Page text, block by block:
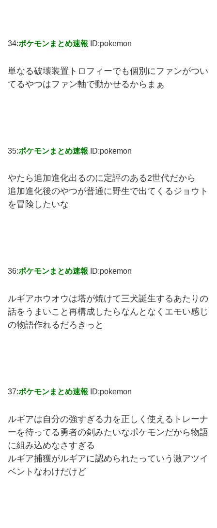
34:ポケモンまとめ速報 ID:pokemon
単なる破壊装置トロフィーでも個別にファンがつい
てるやつはファン軸で動かせるからまぁ
35:ポケモンまとめ速報 ID:pokemon
やたら追加進化出るのに定評のある2世代だから
追加進化後のやつが普通に野生で出てくるジョウト
を冒険したいな
36:ポケモンまとめ速報 ID:pokemon
ルギアホウオウは塔が焼けて三犬誕生するあたりの
話をうまいこと再構成したらなんとなくエモい感じ
の物語作れるだろきっと
37:ポケモンまとめ速報 ID:pokemon
ルギアは自分の強すぎる力を正しく使えるトレーナ
ーを待ってる勇者の剣みたいなポケモンだから物語
に組み込めなさすぎる
ルギア捕獲がルギアに認められたっていう激アツイ
ベントなわけだけど